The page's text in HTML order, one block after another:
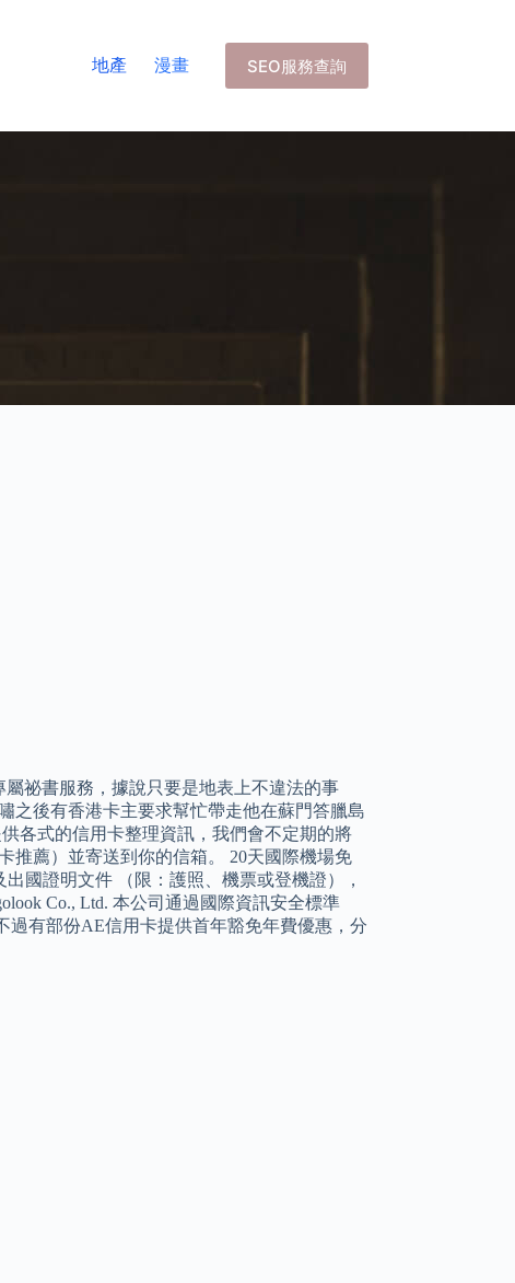
地產 漫畫 SEO服務查詢
祕書服務，據說只要是地表上不違法的事
之後有香港卡主要求幫忙帶走他在蘇門答臘島
各式的信用卡整理資訊，我們會不定期的將
推薦）並寄送到你的信箱。 20天國際機場免
國證明文件 （限：護照、機票或登機證），
Co., Ltd. 本公司通過國際資訊安全標準
過有部份AE信用卡提供首年豁免年費優惠，分